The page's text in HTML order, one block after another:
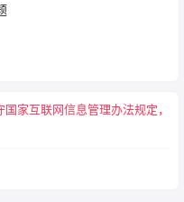
命令
2023-06-15
家互联网信息管理办法规定，